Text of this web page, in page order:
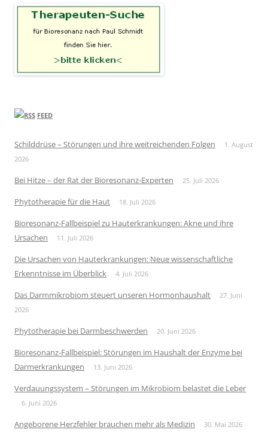
FEED
Schilddrüse – Störungen und ihre weitreichenden Folgen
1. August
2026
Bei Hitze – der Rat der Bioresonanz-Experten 25. Juli 2026
Phytotherapie für die Haut 18. Juli 2026
Bioresonanz-Fallbeispiel zu Hauterkrankungen: Akne und ihre
Ursachen
11. Juli 2026
Die Ursachen von Hauterkrankungen: Neue wissenschaftliche
Erkenntnisse im Überblick
4. Juli 2026
Das Darmmikrobiom steuert unseren Hormonhaushalt
27. Juni
2026
Phytotherapie bei Darmbeschwerden 20. Juni 2026
Bioresonanz-Fallbeispiel: Störungen im Haushalt der Enzyme bei
Darmerkrankungen
13. Juni 2026
Verdauungssystem – Störungen im Mikrobiom belastet die Leber
6. Juni 2026
Angeborene Herzfehler brauchen mehr als Medizin 30. Mai 2026